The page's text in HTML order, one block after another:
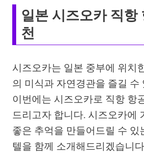
일본 시즈오카 직항
천
시즈오카는 일본 중부에 위치
의 미식과 자연경관을 즐길 수
이번에는 시즈오카로 직항 항
드리고자 합니다. 시즈오카에
좋은 추억을 만들어드릴 수 있
텔을 함께 소개해드리겠습니